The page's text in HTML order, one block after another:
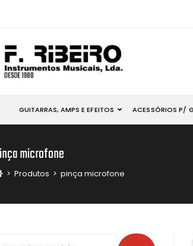
GUITARRAS, AMPS E EFEITOS ACESSÓRIOS P/
microfone
> Produtos > pinça microfone